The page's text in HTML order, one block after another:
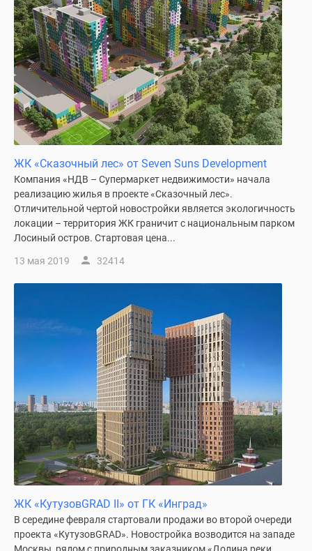
ЖК «Сказочный лес» от Seven Suns Development
Компания «НДВ – Супермаркет недвижимости» начала
реализацию жилья в проекте «Сказочный лес».
Отличительной чертой новостройки является экологичность
локации – территория ЖК граничит с национальным парком
Лосиный остров. Стартовая цена...
13 мая 2019 32414
ЖК «КутузовGRAD II» от ГК «Инград»
В середине февраля стартовали продажи во второй очереди
проекта «КутузовGRAD». Новостройка возводится на западе